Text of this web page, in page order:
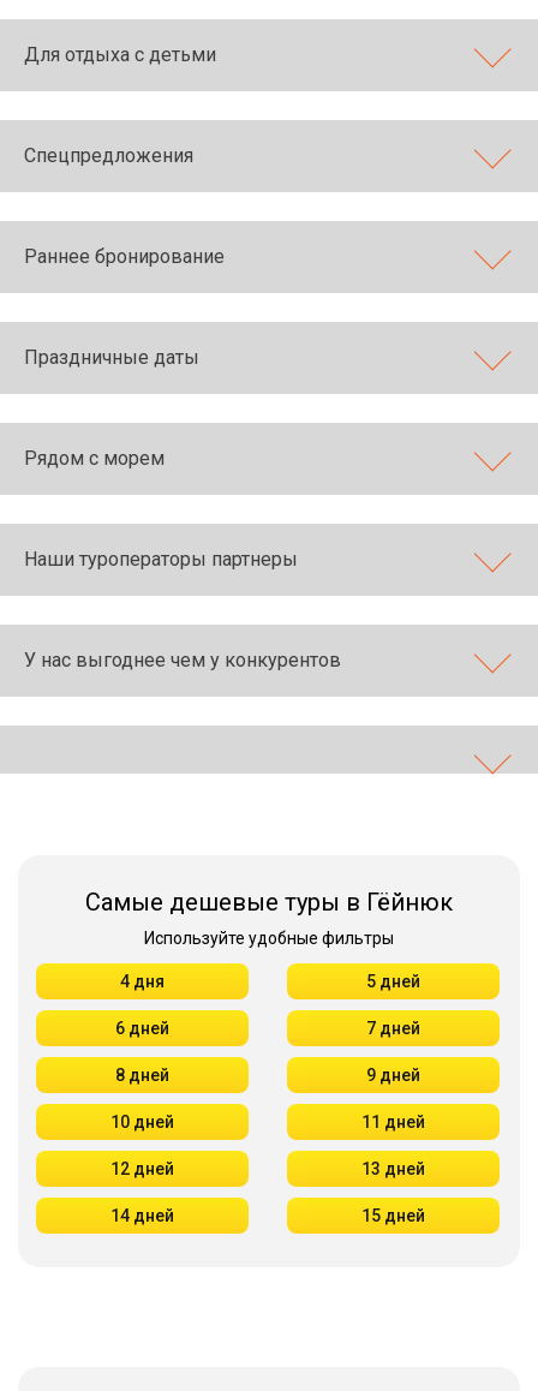
Для отдыха с детьми
Спецпредложения
Раннее бронирование
Праздничные даты
Рядом с морем
Наши туроператоры партнеры
У нас выгоднее чем у конкурентов
Самые дешевые туры в Гёйнюк
Используйте удобные фильтры
4 дня 5 дней
6 дней 7 дней
8 дней 9 дней
10 дней 11 дней
12 дней 13 дней
14 дней 15 дней